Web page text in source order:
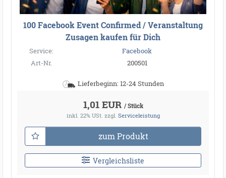
100 Facebook Event Confirmed / Veranstaltung
Zusagen kaufen für Dich
Service:
Facebook
Art-Nr.
200501
Lieferbeginn: 12-24 Stunden
1,01 EUR / Stück
inkl. 22% USt. zzgl. Serviceleistung
zum Produkt
Vergleichsliste